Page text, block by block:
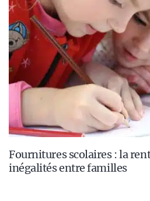
Fournitures scolaires : la
inégalités entre familles